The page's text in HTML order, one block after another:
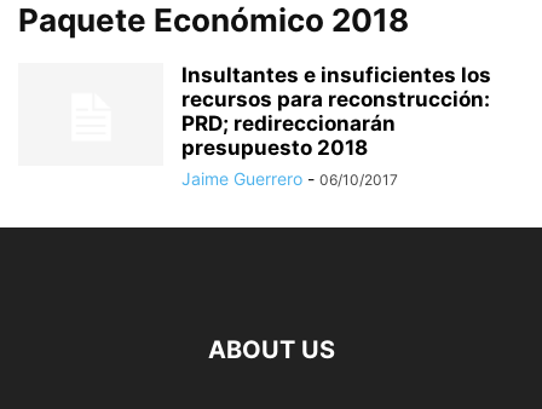
Paquete Económico 2018
Insultantes e insuficientes los
recursos para reconstrucción:
PRD; redireccionarán
presupuesto 2018
Jaime Guerrero - 06/10/2017
ABOUT US